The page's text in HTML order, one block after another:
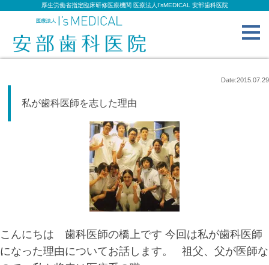
厚生労働省指定臨床研修医療機関 医療法人I’sMEDICAL 安部歯科医院
Date:2015.07.29
私が歯科医師を志した理由
こんにちは 歯科医師の橋上です 今回は私が歯科医師
になった理由についてお話します。 祖父、父が医師な